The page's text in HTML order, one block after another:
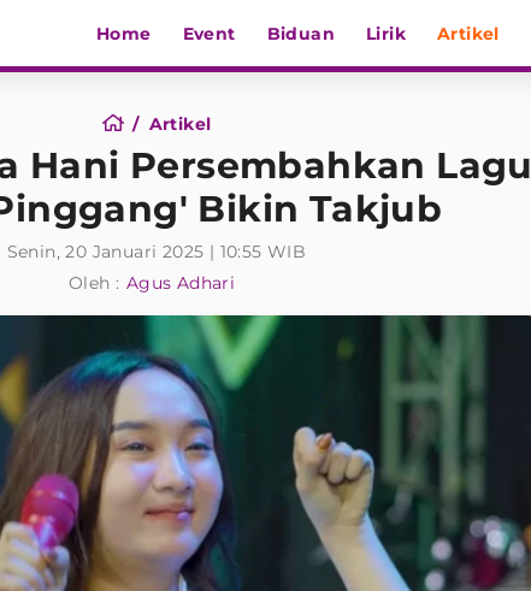
Home Event Biduan Lirik Artikel
Artikel
Hani Persembahkan Lagu
Bikin Takjub
Senin, 20 Januari 2025 | 10:55 WIB
Oleh : Agus Adhari